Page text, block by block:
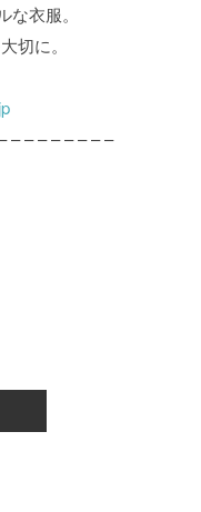
衣服。
切に。
– – – – – – – –